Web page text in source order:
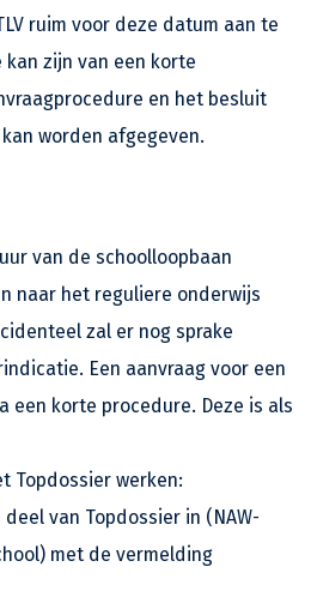
ruim voor deze datum aan te
zijn van een korte
en het besluit
worden afgegeven.
van de schoolloopbaan
naar het reguliere onderwijs
zal er nog sprake
Een aanvraag voor een
een korte procedure. Deze is als
Topdossier werken:
van Topdossier in (NAW-
met de vermelding